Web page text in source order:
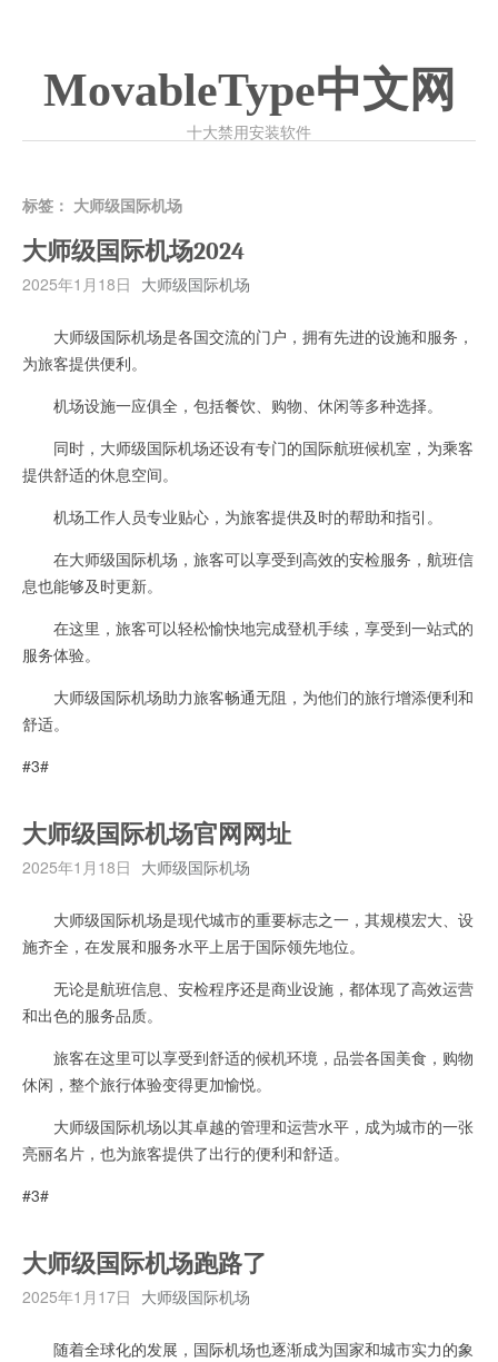
MovableType中文网
十大禁用安装软件
标签： 大师级国际机场
大师级国际机场2024
2025年1月18日 大师级国际机场
大师级国际机场是各国交流的门户，拥有先进的设施和服务，
为旅客提供便利。
机场设施一应俱全，包括餐饮、购物、休闲等多种选择。
同时，大师级国际机场还设有专门的国际航班候机室，为乘客
提供舒适的休息空间。
机场工作人员专业贴心，为旅客提供及时的帮助和指引。
在大师级国际机场，旅客可以享受到高效的安检服务，航班信
息也能够及时更新。
在这里，旅客可以轻松愉快地完成登机手续，享受到一站式的
服务体验。
大师级国际机场助力旅客畅通无阻，为他们的旅行增添便利和
舒适。
#3#
大师级国际机场官网网址
2025年1月18日 大师级国际机场
大师级国际机场是现代城市的重要标志之一，其规模宏大、设
施齐全，在发展和服务水平上居于国际领先地位。
无论是航班信息、安检程序还是商业设施，都体现了高效运营
和出色的服务品质。
旅客在这里可以享受到舒适的候机环境，品尝各国美食，购物
休闲，整个旅行体验变得更加愉悦。
大师级国际机场以其卓越的管理和运营水平，成为城市的一张
亮丽名片，也为旅客提供了出行的便利和舒适。
#3#
大师级国际机场跑路了
2025年1月17日 大师级国际机场
随着全球化的发展，国际机场也逐渐成为国家和城市实力的象